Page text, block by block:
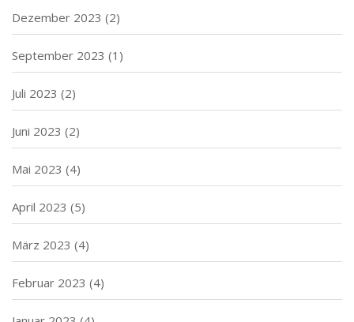
Dezember 2023 (2)
September 2023 (1)
Juli 2023 (2)
Juni 2023 (2)
Mai 2023 (4)
April 2023 (5)
März 2023 (4)
Februar 2023 (4)